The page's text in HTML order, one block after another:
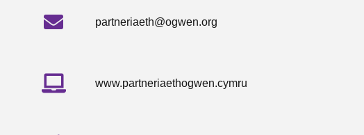
partneriaeth@ogwen.org
www.partneriaethogwen.cymru